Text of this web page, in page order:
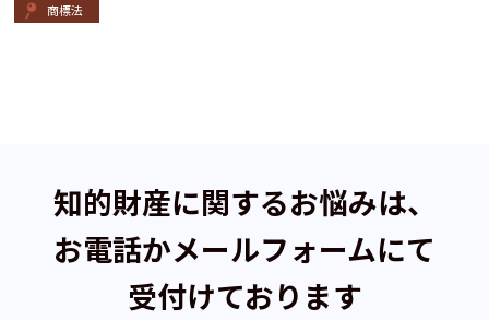
商標法
知的財産に関するお悩みは、
お電話かメールフォームにて
受付けております